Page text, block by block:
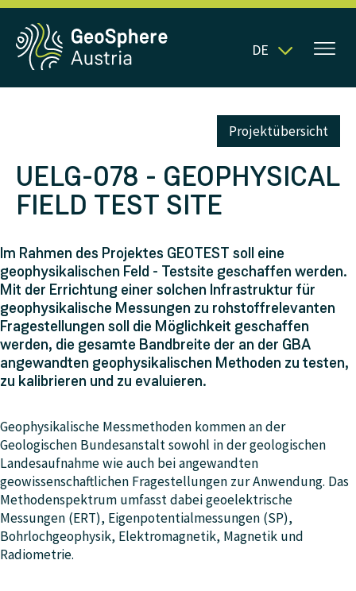
DE
Projektübersicht
UELG-078 - GEOPHYSICAL
FIELD TEST SITE
Im Rahmen des Projektes GEOTEST soll eine
geophysikalischen Feld - Testsite geschaffen werden.
Mit der Errichtung einer solchen Infrastruktur für
geophysikalische Messungen zu rohstoffrelevanten
Fragestellungen soll die Möglichkeit geschaffen
werden, die gesamte Bandbreite der an der GBA
angewandten geophysikalischen Methoden zu testen,
zu kalibrieren und zu evaluieren.
Geophysikalische Messmethoden kommen an der
Geologischen Bundesanstalt sowohl in der geologischen
Landesaufnahme wie auch bei angewandten
geowissenschaftlichen Fragestellungen zur Anwendung. Das
Methodenspektrum umfasst dabei geoelektrische
Messungen (ERT), Eigenpotentialmessungen (SP),
Bohrlochgeophysik, Elektromagnetik, Magnetik und
Radiometrie.